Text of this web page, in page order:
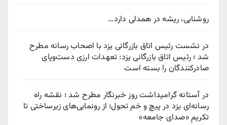
روشنایی، ریشه در همدلی دارد…
در نشست رئیس اتاق بازرگانی یزد با اصحاب رسانه مطرح
شد ؛ رئیس اتاق بازرگانی یزد: تعهدات ارزی دست‌وپای
صادرکنندگان را بسته است
در آستانه گرامیداشت روز خبرنگار مطرح شد ؛ نقشه راه
رسانه‌ای یزد در پیچ‌ و خم تحول؛ از رونمایی‌های زیرساختی تا
تکریمِ «صدای جامعه»